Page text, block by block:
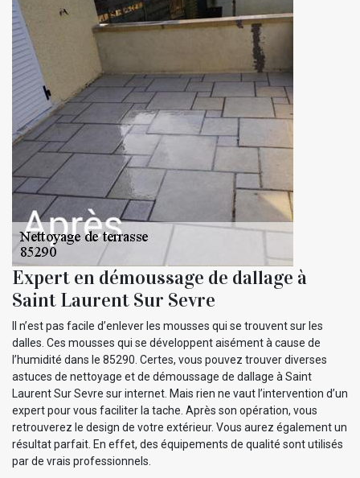
Expert en démoussage de dallage à
Saint Laurent Sur Sevre
Il n’est pas facile d’enlever les mousses qui se trouvent sur les
dalles. Ces mousses qui se développent aisément à cause de
l’humidité dans le 85290. Certes, vous pouvez trouver diverses
astuces de nettoyage et de démoussage de dallage à Saint
Laurent Sur Sevre sur internet. Mais rien ne vaut l’intervention d’un
expert pour vous faciliter la tache. Après son opération, vous
retrouverez le design de votre extérieur. Vous aurez également un
résultat parfait. En effet, des équipements de qualité sont utilisés
par de vrais professionnels.